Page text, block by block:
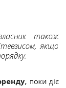
також
якщо
, поки діє